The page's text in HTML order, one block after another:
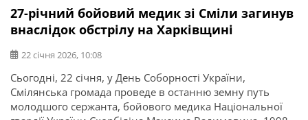
27-річний бойовий медик зі Сміли загинув
внаслідок обстрілу на Харківщині
22 січня 2026, 10:08
Сьогодні, 22 січня, у День Соборності України,
Смілянська громада проведе в останню земну путь
молодшого сержанта, бойового медика Національної